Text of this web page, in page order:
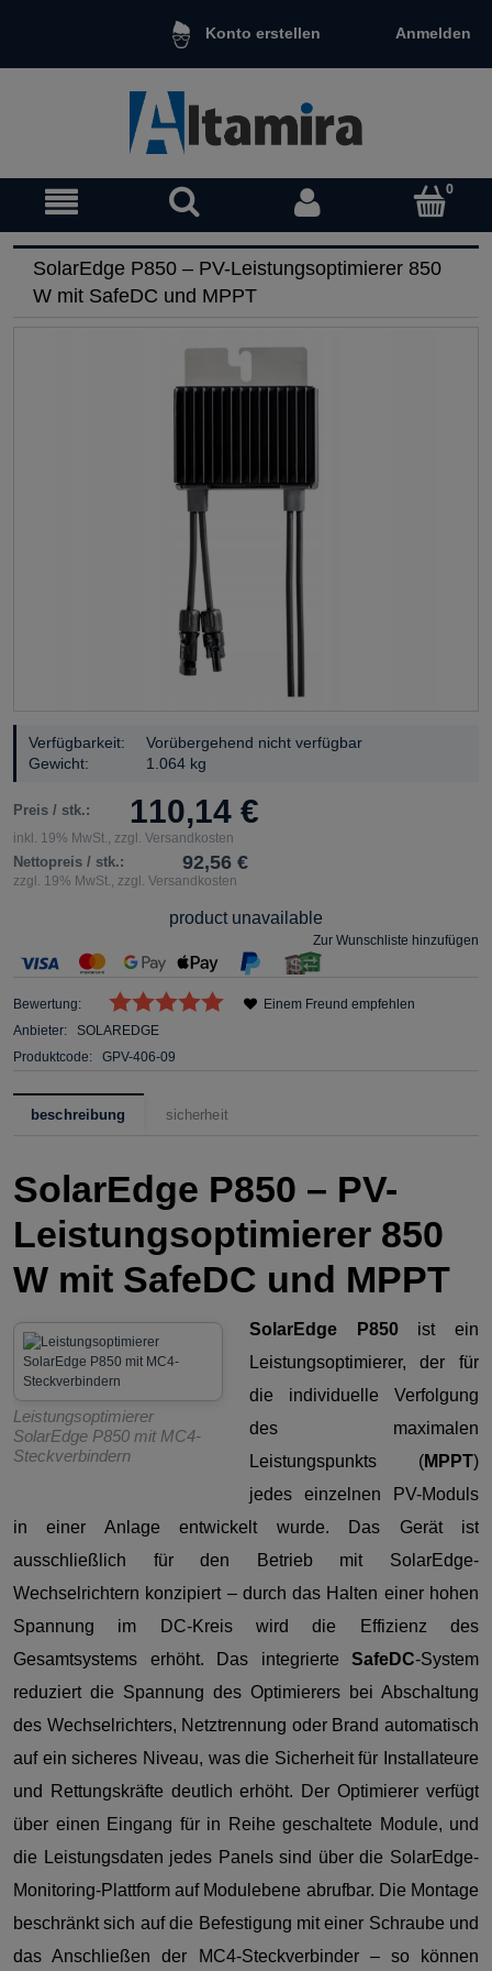
Konto erstellen Anmelden
SolarEdge P850 – PV-Leistungsoptimierer 850
W mit SafeDC und MPPT
Verfügbarkeit:
Vorübergehend nicht verfügbar
Gewicht:
1.064 kg
Preis / stk.: 110,14 €
inkl. 19% MwSt., zzgl. Versandkosten
Nettopreis / stk.: 92,56 €
zzgl. 19% MwSt., zzgl. Versandkosten
product unavailable
Zur Wunschliste hinzufügen
Bewertung:
Anbieter:
SOLAREDGE
Produktcode:
GPV-406-09
Einem Freund empfehlen
beschreibung sicherheit
SolarEdge P850 – PV-
Leistungsoptimierer 850
W mit SafeDC und MPPT
Leistungsoptimierer
SolarEdge P850 mit MC4-
Steckverbindern
SolarEdge P850ist ein
Leistungsoptimierer, der für
die individuelle Verfolgung
des maximalen
Leistungspunkts (MPPT)
jedes einzelnen PV-Moduls
in einer Anlage entwickelt wurde. Das Gerät ist
ausschließlich für den Betrieb mit SolarEdge-
Wechselrichtern konzipiert – durch das Halten einer hohen
Spannung im DC-Kreis wird die Effizienz des
Gesamtsystems erhöht. Das integrierte SafeDC-System
reduziert die Spannung des Optimierers bei Abschaltung
des Wechselrichters, Netztrennung oder Brand automatisch
auf ein sicheres Niveau, was die Sicherheit für Installateure
und Rettungskräfte deutlich erhöht. Der Optimierer verfügt
über einen Eingang für in Reihe geschaltete Module, und
die Leistungsdaten jedes Panels sind über die SolarEdge-
Monitoring-Plattform auf Modulebene abrufbar. Die Montage
beschränkt sich auf die Befestigung mit einer Schraube und
das Anschließen der MC4-Steckverbinder – so können